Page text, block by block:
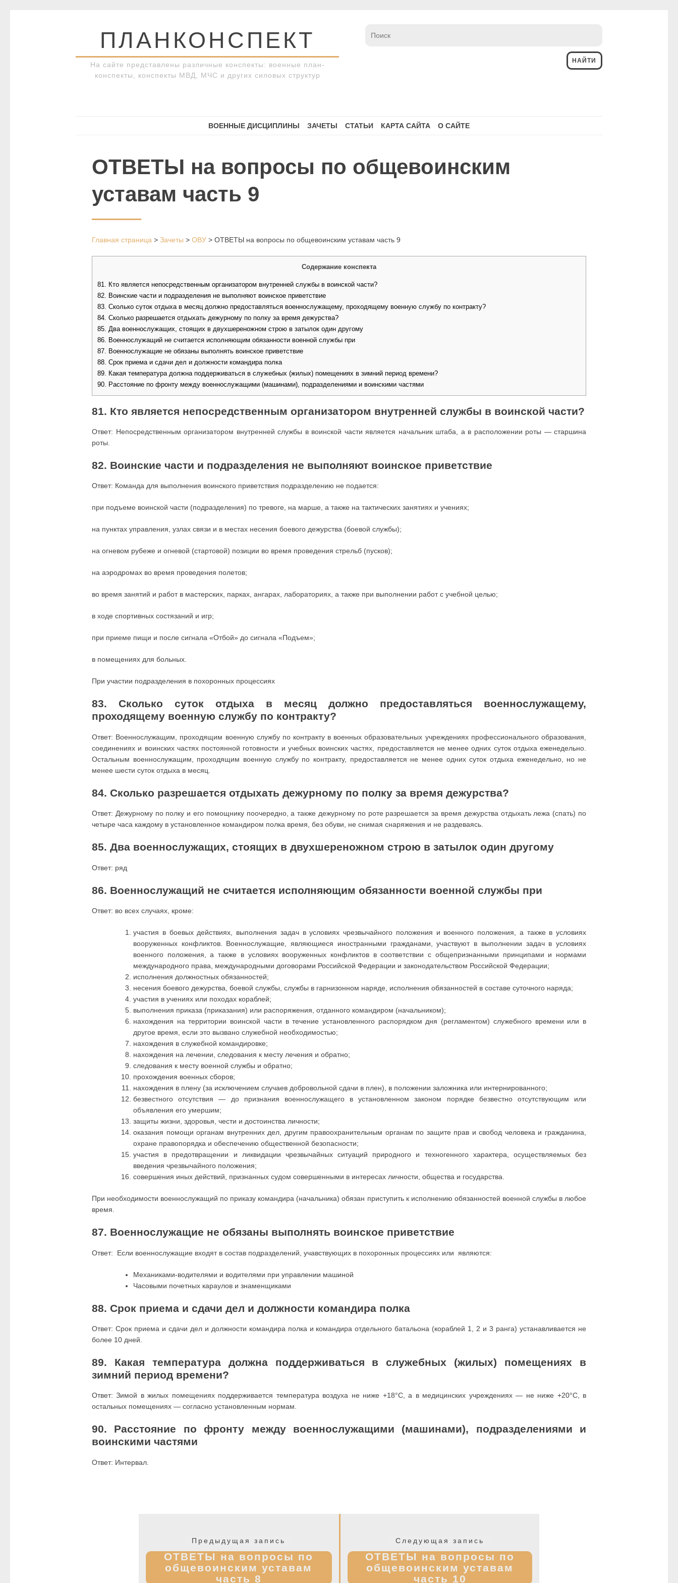
ПЛАНКОНСПЕКТ
На сайте представлены различные конспекты: военные план-
конспекты, конспекты МВД, МЧС и других силовых структур
ВОЕННЫЕ ДИСЦИПЛИНЫ ЗАЧЕТЫ СТАТЬИ КАРТА САЙТА О САЙТЕ
ОТВЕТЫ на вопросы по общевоинским
уставам часть 9
Главная страница > Зачеты > ОВУ > ОТВЕТЫ на вопросы по общевоинским уставам часть 9
Содержание конспекта
81. Кто является непосредственным организатором внутренней службы в воинской части?
82. Воинские части и подразделения не выполняют воинское приветствие
83. Сколько суток отдыха в месяц должно предоставляться военнослужащему, проходящему военную службу по контракту?
84. Сколько разрешается отдыхать дежурному по полку за время дежурства?
85. Два военнослужащих, стоящих в двухшереножном строю в затылок один другому
86. Военнослужащий не считается исполняющим обязанности военной службы при
87. Военнослужащие не обязаны выполнять воинское приветствие
88. Срок приема и сдачи дел и должности командира полка
89. Какая температура должна поддерживаться в служебных (жилых) помещениях в зимний период времени?
90. Расстояние по фронту между военнослужащими (машинами), подразделениями и воинскими частями
81. Кто является непосредственным организатором внутренней службы в воинской части?
Ответ: Непосредственным организатором внутренней службы в воинской части является начальник штаба, а в расположении роты — старшина
роты.
82. Воинские части и подразделения не выполняют воинское приветствие
Ответ: Команда для выполнения воинского приветствия подразделению не подается:
при подъеме воинской части (подразделения) по тревоге, на марше, а также на тактических занятиях и учениях;
на пунктах управления, узлах связи и в местах несения боевого дежурства (боевой службы);
на огневом рубеже и огневой (стартовой) позиции во время проведения стрельб (пусков);
на аэродромах во время проведения полетов;
во время занятий и работ в мастерских, парках, ангарах, лабораториях, а также при выполнении работ с учебной целью;
в ходе спортивных состязаний и игр;
при приеме пищи и после сигнала «Отбой» до сигнала «Подъем»;
в помещениях для больных.
При участии подразделения в похоронных процессиях
83. Сколько суток отдыха в месяц должно предоставляться военнослужащему,
проходящему военную службу по контракту?
Ответ: Военнослужащим, проходящим военную службу по контракту в военных образовательных учреждениях профессионального образования,
соединениях и воинских частях постоянной готовности и учебных воинских частях, предоставляется не менее одних суток отдыха еженедельно.
Остальным военнослужащим, проходящим военную службу по контракту, предоставляется не менее одних суток отдыха еженедельно, но не
менее шести суток отдыха в месяц.
84. Сколько разрешается отдыхать дежурному по полку за время дежурства?
Ответ: Дежурному по полку и его помощнику поочередно, а также дежурному по роте разрешается за время дежурства отдыхать лежа (спать) по
четыре часа каждому в установленное командиром полка время, без обуви, не снимая снаряжения и не раздеваясь.
85. Два военнослужащих, стоящих в двухшереножном строю в затылок один другому
Ответ: ряд
86. Военнослужащий не считается исполняющим обязанности военной службы при
Ответ: во всех случаях, кроме:
участия в боевых действиях, выполнения задач в условиях чрезвычайного положения и военного положения, а также в условиях
вооруженных конфликтов. Военнослужащие, являющиеся иностранными гражданами, участвуют в выполнении задач в условиях
военного положения, а также в условиях вооруженных конфликтов в соответствии с общепризнанными принципами и нормами
международного права, международными договорами Российской Федерации и законодательством Российской Федерации;
исполнения должностных обязанностей;
несения боевого дежурства, боевой службы, службы в гарнизонном наряде, исполнения обязанностей в составе суточного наряда;
участия в учениях или походах кораблей;
выполнения приказа (приказания) или распоряжения, отданного командиром (начальником);
нахождения на территории воинской части в течение установленного распорядком дня (регламентом) служебного времени или в
другое время, если это вызвано служебной необходимостью;
нахождения в служебной командировке;
нахождения на лечении, следования к месту лечения и обратно;
следования к месту военной службы и обратно;
прохождения военных сборов;
нахождения в плену (за исключением случаев добровольной сдачи в плен), в положении заложника или интернированного;
безвестного отсутствия — до признания военнослужащего в установленном законом порядке безвестно отсутствующим или
объявления его умершим;
защиты жизни, здоровья, чести и достоинства личности;
оказания помощи органам внутренних дел, другим правоохранительным органам по защите прав и свобод человека и гражданина,
охране правопорядка и обеспечению общественной безопасности;
участия в предотвращении и ликвидации чрезвычайных ситуаций природного и техногенного характера, осуществляемых без
введения чрезвычайного положения;
совершения иных действий, признанных судом совершенными в интересах личности, общества и государства.
При необходимости военнослужащий по приказу командира (начальника) обязан приступить к исполнению обязанностей военной службы в любое
время.
87. Военнослужащие не обязаны выполнять воинское приветствие
Ответ: Если военнослужащие входят в состав подразделений, учавствующих в похоронных процессиях или являются:
Механиками-водителями и водителями при управлении машиной
Часовыми почетных караулов и знаменщиками
88. Срок приема и сдачи дел и должности командира полка
Ответ: Срок приема и сдачи дел и должности командира полка и командира отдельного батальона (кораблей 1, 2 и 3 ранга) устанавливается не
более 10 дней.
89. Какая температура должна поддерживаться в служебных (жилых) помещениях в
зимний период времени?
Ответ: Зимой в жилых помещениях поддерживается температура воздуха не ниже +18°С, а в медицинских учреждениях — не ниже +20°С, в
остальных помещениях — согласно установленным нормам.
90. Расстояние по фронту между военнослужащими (машинами), подразделениями и
воинскими частями
Ответ: Интервал.
Предыдущая запись
запись:
ОТВЕТЫ на вопросы по
общевоинским уставам
часть 8
Следующая запись
запись:
ОТВЕТЫ на вопросы по
общевоинским уставам
часть 10